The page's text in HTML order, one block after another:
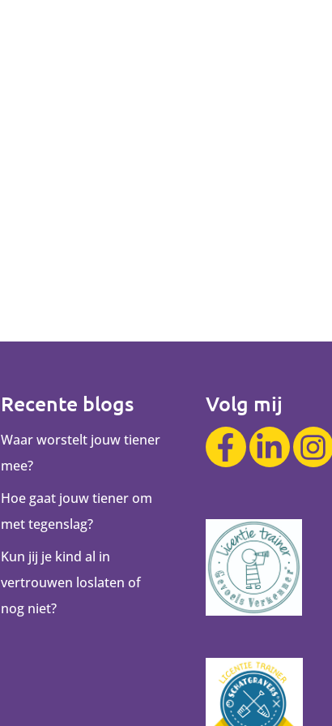
Recente blogs
Waar worstelt jouw tiener
mee?
Hoe gaat jouw tiener om
met tegenslag?
Kun jij je kind al in
vertrouwen loslaten of
nog niet?
Volg mij